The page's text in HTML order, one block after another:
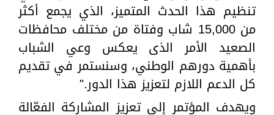
تنظيم هذا الحدث المتميز، الذي يجمع أكثر
من 15,000 شاب وفتاة من مختلف محافظات
الصعيد الأمر الذى يعكس وعي الشباب
بأهمية دورهم الوطني، وسنستمر في تقديم
كل الدعم اللازم لتعزيز هذا الدور."
ويهدف المؤتمر إلى تعزيز المشاركة الفعّالة